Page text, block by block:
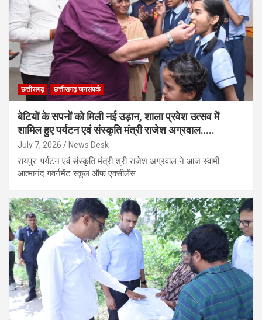
छत्तीसगढ़ छत्तीसगढ़ जनसंपर्क
बेटियों के सपनों को मिली नई उड़ान, शाला प्रवेश उत्सव में
शामिल हुए पर्यटन एवं संस्कृति मंत्री राजेश अग्रवाल…..
July 7, 2026 News Desk
रायपुर: पर्यटन एवं संस्कृति मंत्री श्री राजेश अग्रवाल ने आज स्वामी
आत्मानंद गवर्नमेंट स्कूल ऑफ एक्सीलेंस…